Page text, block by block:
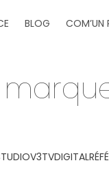
BLOG COM’UN
DIGITAL